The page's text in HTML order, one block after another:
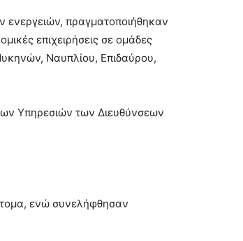
ενεργειών, πραγματοποιήθηκαν
επιχειρήσεις σε ομάδες
Ναυπλίου, Επιδαύρου,
Υπηρεσιών των Διευθύνσεων
ενώ συνελήφθησαν